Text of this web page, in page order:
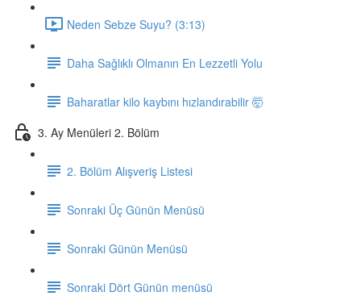
Neden Sebze Suyu? (3:13)
Daha Sağlıklı Olmanın En Lezzetli Yolu
Baharatlar kilo kaybını hızlandırabilir 🤯
3. Ay Menüleri 2. Bölüm
2. Bölüm Alışveriş Listesi
Sonraki Üç Günün Menüsü
Sonraki Günün Menüsü
Sonraki Dört Günün menüsü